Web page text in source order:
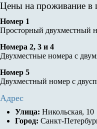
Цены на проживание в
Номер 1
Просторный двухместный
Номера 2, 3 и 4
Двухместные номера с
Номер 5
Двухместный номер с
Адрес
Улица: Никольская, 10
Город: Санкт-